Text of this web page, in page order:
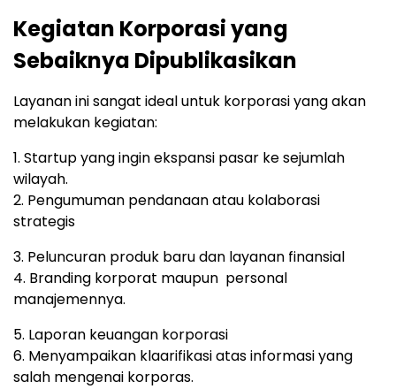
Kegiatan Korporasi yang
Sebaiknya Dipublikasikan
Layanan ini sangat ideal untuk korporasi yang akan
melakukan kegiatan:
1. Startup yang ingin ekspansi pasar ke sejumlah
wilayah.
2. Pengumuman pendanaan atau kolaborasi
strategis
3. Peluncuran produk baru dan layanan finansial
4. Branding korporat maupun personal
manajemennya.
5. Laporan keuangan korporasi
6. Menyampaikan klaarifikasi atas informasi yang
salah mengenai korporas.